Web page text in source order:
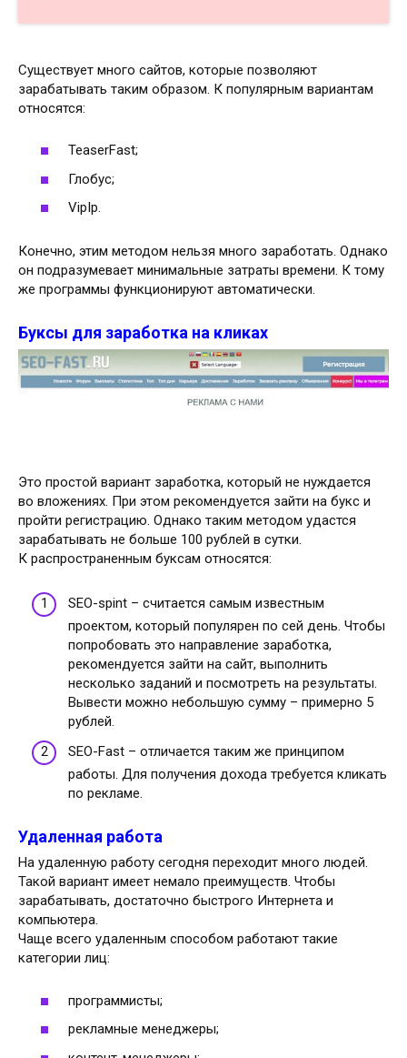
Существует много сайтов, которые позволяют
зарабатывать таким образом. К популярным вариантам
относятся:
TeaserFast;
Глобус;
VipIp.
Конечно, этим методом нельзя много заработать. Однако
он подразумевает минимальные затраты времени. К тому
же программы функционируют автоматически.
Буксы для заработка на кликах
Это простой вариант заработка, который не нуждается
во вложениях. При этом рекомендуется зайти на букс и
пройти регистрацию. Однако таким методом удастся
зарабатывать не больше 100 рублей в сутки.
К распространенным буксам относятся:
SEO-spint – считается самым известным
проектом, который популярен по сей день. Чтобы
попробовать это направление заработка,
рекомендуется зайти на сайт, выполнить
несколько заданий и посмотреть на результаты.
Вывести можно небольшую сумму – примерно 5
рублей.
SEO-Fast – отличается таким же принципом
работы. Для получения дохода требуется кликать
по рекламе.
Удаленная работа
На удаленную работу сегодня переходит много людей.
Такой вариант имеет немало преимуществ. Чтобы
зарабатывать, достаточно быстрого Интернета и
компьютера.
Чаще всего удаленным способом работают такие
категории лиц:
программисты;
рекламные менеджеры;